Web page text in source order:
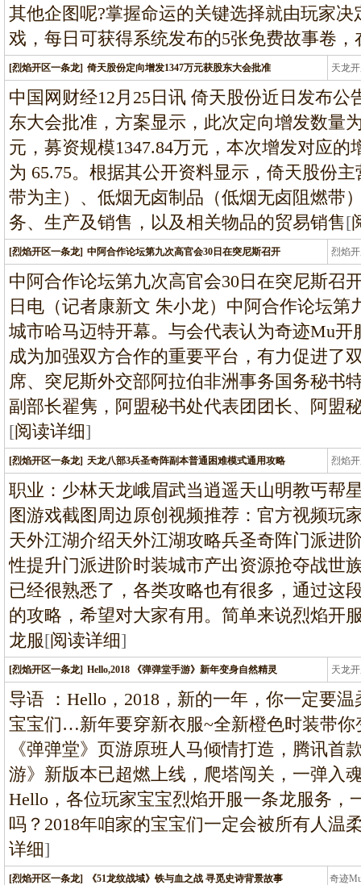
其他企图呢?掌握命运的关键选择就由玩家
戏，每日可获得系统发布的5张免费故事卷
[烈焰开区一条龙] 倚天股份定向增发1347万元获股东大会批准 天龙
龙
中国网财经12月25日讯 倚天股份近日发布
东大会批准，方案显示，此次定向增发数量
元，募资规模1347.84万元，本次增发对应的
为 65.75。根据其公开资料显示，倚天股份
带为主）、低烟无卤制品（低烟无卤阻燃带
务、生产及销售，以及相关物品的贸易销售[
[烈焰开区一条龙] 中阿合作论坛第九次高官会30日在突尼斯召开 烈焰
龙
中阿合作论坛第九次高官会30日在突尼斯召
日电（记者康新文 朱小龙）中阿合作论坛第
城市哈马迈特开幕。与会代表认为奇迹Mu
成为加强双方合作的重要平台，有力促进了
席、突尼斯外交部阿拉伯非洲事务国务秘书
副部长翟隽，阿盟秘书处代表团团长、阿盟
[阅读详细]
[烈焰开区一条龙] 天龙八部3兵圣奇阵副本普通困难模式通用攻略 烈焰
龙
职业：少林天龙峨眉武当逍遥天山明教丐帮
图游戏截图周边原创视频推荐：官方视频玩
天外江湖介绍天外江湖攻略兵圣奇阵门派进
性提升门派进阶时装城市产出资源抢夺战世
已经很熟悉了，各类攻略也有很多，通过这
的攻略，希望对大家有用。简单来说烈焰开
龙服[阅读详细]
[烈焰开区一条龙] Hello,2018 《弹弹堂手游》新年变身自然精灵 天龙
龙
导语 ：Hello，2018，新的一年，你一定要
宝宝们…新年要穿新衣服~全新橙色时装带
《弹弹堂》页游原班人马倾情打造，腾讯首
游》新版本已超燃上线，爬塔闯关，一弹入
Hello，各位玩家宝宝烈焰开服一条龙服务，
吗？2018年咱家的宝宝们一定会被所有人温
详细]
[烈焰开区一条龙] 《51龙纹战域》铁与血之战 寻觅史诗背景故事 奇迹